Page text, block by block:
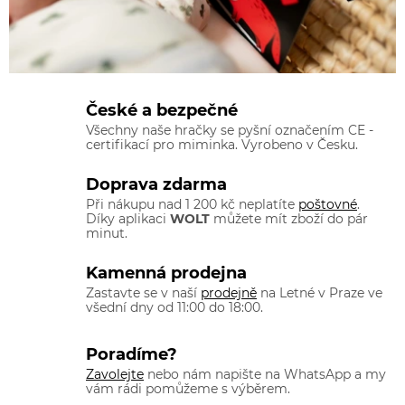
České a bezpečné
Všechny naše hračky se pyšní označením CE -
certifikací pro miminka. Vyrobeno v Česku.
Doprava zdarma
Při nákupu nad 1 200 kč neplatíte poštovné.
Díky aplikaci WOLT můžete mít zboží do pár
minut.
Kamenná prodejna
Zastavte se v naší prodejně na Letné v Praze ve
všední dny od 11:00 do 18:00.
Poradíme?
Zavolejte nebo nám napište na WhatsApp a my
vám rádi pomůžeme s výběrem.